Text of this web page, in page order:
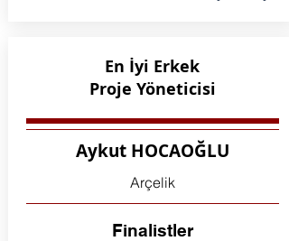
En İyi Erkek
Proje Yöneticisi
Aykut HOCAOĞLU
Arçelik
Finalistler